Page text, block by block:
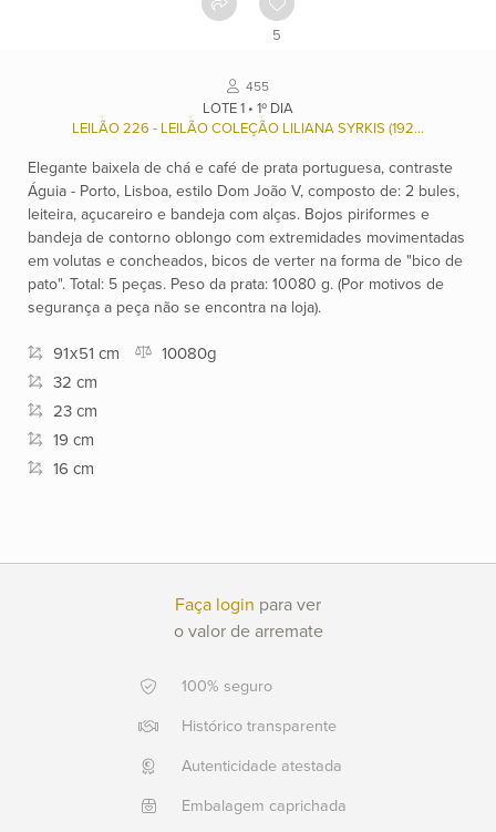
Leilões
Qualificações
Moeda:
R$
conosco
5
455
LOTE 1 • 1º DIA
LEILÃO 226 - LEILÃO COLEÇÃO LILIANA SYRKIS (1923/2025), E OUTROS.
Elegante baixela de chá e café de prata portuguesa, contraste
Águia - Porto, Lisboa, estilo Dom João V, composto de: 2 bules,
leiteira, açucareiro e bandeja com alças. Bojos piriformes e
bandeja de contorno oblongo com extremidades movimentadas
em volutas e concheados, bicos de verter na forma de "bico de
pato". Total: 5 peças. Peso da prata: 10080 g. (Por motivos de
segurança a peça não se encontra na loja).
91x51 cm
10080g
32 cm
23 cm
19 cm
16 cm
Faça login para ver
o valor de arremate
100% seguro
Histórico transparente
Autenticidade atestada
Embalagem caprichada